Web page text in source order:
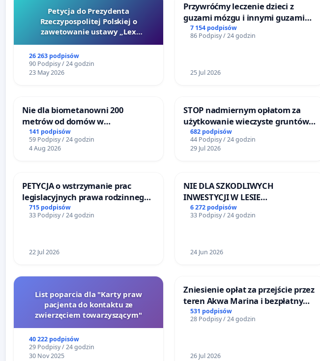
Petycja do Prezydenta
Rzeczypospolitej Polskiej o
zawetowanie ustawy „Lex
26 263 podpisów
90 Podpisy / 24 godzin
23 May 2026
Przywróćmy leczenie dzieci z
guzami mózgu i innymi guzami
litymi do Górnośląskiego
Centrum Zdrowia Dziecka w
7 154 podpisów
86 Podpisy / 24 godzin
25 Jul 2026
Nie dla biometanowni 200
metrów od domów w
Biernatkach, gm. Wądroże
Wielkie
141 podpisów
59 Podpisy / 24 godzin
4 Aug 2026
STOP nadmiernym opłatom za
użytkowanie wieczyste gruntów
zajmowanych przez rodzinne
ogrody działkowe.
682 podpisów
44 Podpisy / 24 godzin
29 Jul 2026
PETYCJA o wstrzymanie prac
legislacyjnych prawa rodzinnego
narażających ofiary przemocy
715 podpisów
33 Podpisy / 24 godzin
22 Jul 2026
NIE DLA SZKODLIWYCH
INWESTYCJI W LESIE
ŁAGIEWNICKIM I ARTURÓWKU
6 272 podpisów
33 Podpisy / 24 godzin
24 Jun 2026
List poparcia dla "Karty praw
pacjenta do kontaktu ze
zwierzęciem towarzyszącym"
40 222 podpisów
29 Podpisy / 24 godzin
30 Nov 2025
Zniesienie opłat za przejście przez
teren Akwa Marina i bezpłatny
dostęp do Jeziora Nyskiego dla
mieszkańców Gminy Nysa
531 podpisów
28 Podpisy / 24 godzin
26 Jul 2026